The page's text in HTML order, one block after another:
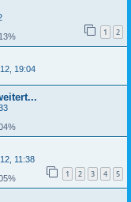
1 2
19:04
11:38
1 2 3 4 5